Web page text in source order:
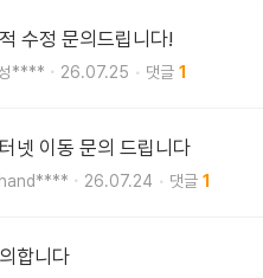
수정 문의드립니다!
**** 26.07.25 1
넷 이동 문의 드립니다
hand**** 26.07.24 1
합니다